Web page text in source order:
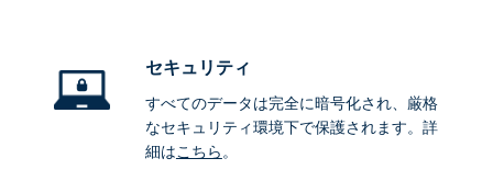
セキュリティ
すべてのデータは完全に暗号化され、厳格
なセキュリティ環境下で保護されます。詳
細はこちら 。